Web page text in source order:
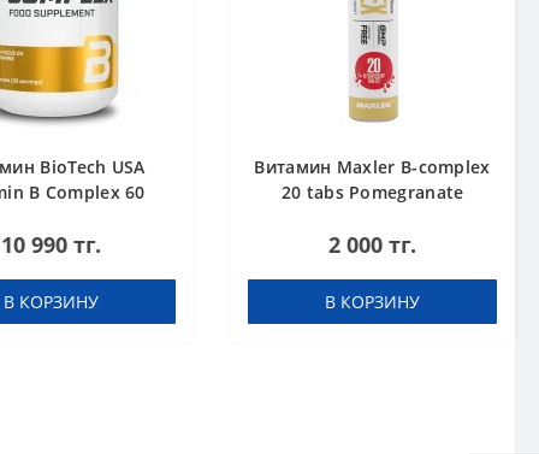
BioTech USA
B Complex 60
10 990 тг.
В КОРЗИНУ
Витамин Maxler B-complex
20 tabs Pomegranate
2 000 тг.
В КОРЗИНУ